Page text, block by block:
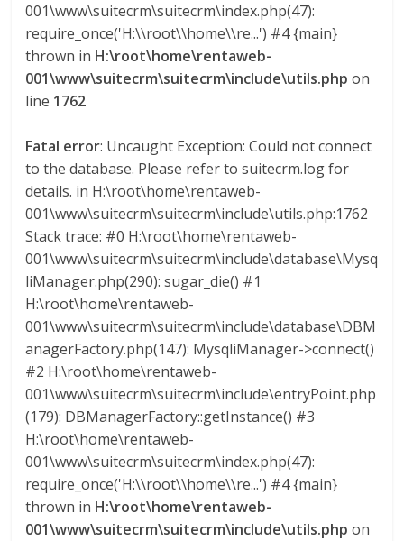
o
m
b
a
001\www\suitecrm\suitecrm\index.php(47):
require_once('H:\\root\\home\\re...') #4 {main}
thrown in H:\root\home\rentaweb-
001\www\suitecrm\suitecrm\include\utils.php on
line 1762
Fatal error: Uncaught Exception: Could not connect
to the database. Please refer to suitecrm.log for
details. in H:\root\home\rentaweb-
001\www\suitecrm\suitecrm\include\utils.php:1762
Stack trace: #0 H:\root\home\rentaweb-
001\www\suitecrm\suitecrm\include\database\Mysq
liManager.php(290): sugar_die() #1
H:\root\home\rentaweb-
001\www\suitecrm\suitecrm\include\database\DBM
anagerFactory.php(147): MysqliManager->connect()
#2 H:\root\home\rentaweb-
001\www\suitecrm\suitecrm\include\entryPoint.php
(179): DBManagerFactory::getInstance() #3
H:\root\home\rentaweb-
001\www\suitecrm\suitecrm\index.php(47):
require_once('H:\\root\\home\\re...') #4 {main}
thrown in H:\root\home\rentaweb-
001\www\suitecrm\suitecrm\include\utils.php on